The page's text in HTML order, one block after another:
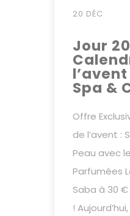
20 DÉC
Jour
Spa &
Offre
de l’avent :
Peau avec
Parfumées
Saba à 30
!